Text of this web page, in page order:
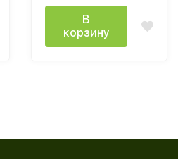
Кашемир / мдф айриш
В
корзину